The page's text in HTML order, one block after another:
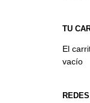
TU
El
vacío